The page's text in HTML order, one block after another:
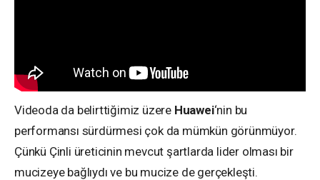
Videoda da belirttiğimiz üzere Huawei‘nin bu
performansı sürdürmesi çok da mümkün görünmüyor.
Çünkü Çinli üreticinin mevcut şartlarda lider olması bir
mucizeye bağlıydı ve bu mucize de gerçekleşti.